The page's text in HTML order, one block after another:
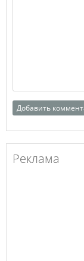
Реклама